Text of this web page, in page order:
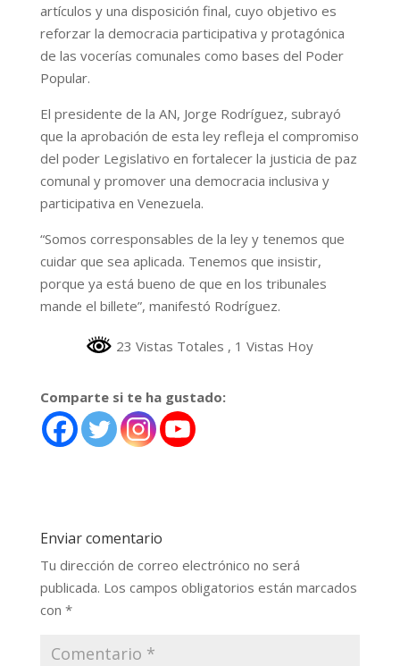
artículos y una disposición final, cuyo objetivo es
reforzar la democracia participativa y protagónica
de las vocerías comunales como bases del Poder
Popular.
El presidente de la AN, Jorge Rodríguez, subrayó
que la aprobación de esta ley refleja el compromiso
del poder Legislativo en fortalecer la justicia de paz
comunal y promover una democracia inclusiva y
participativa en Venezuela.
“Somos corresponsables de la ley y tenemos que
cuidar que sea aplicada. Tenemos que insistir,
porque ya está bueno de que en los tribunales
mande el billete”, manifestó Rodríguez.
23 Vistas Totales , 1 Vistas Hoy
Comparte si te ha gustado:
Enviar comentario
Tu dirección de correo electrónico no será
publicada. Los campos obligatorios están marcados
con *